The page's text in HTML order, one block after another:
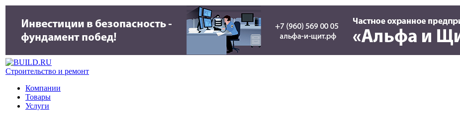
Строительство и ремонт
Компании
Товары
Услуги